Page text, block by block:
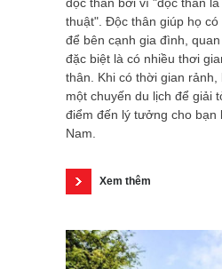
độc thân bởi vì "độc thân
thuật". Độc thân giúp họ
để bên cạnh gia đình,
đặc biệt là có nhiều thơi
thân. Khi có thời gian
một chuyến du lịch để giải
điểm đến lý tưởng cho bạn
Nam.
Xem thêm